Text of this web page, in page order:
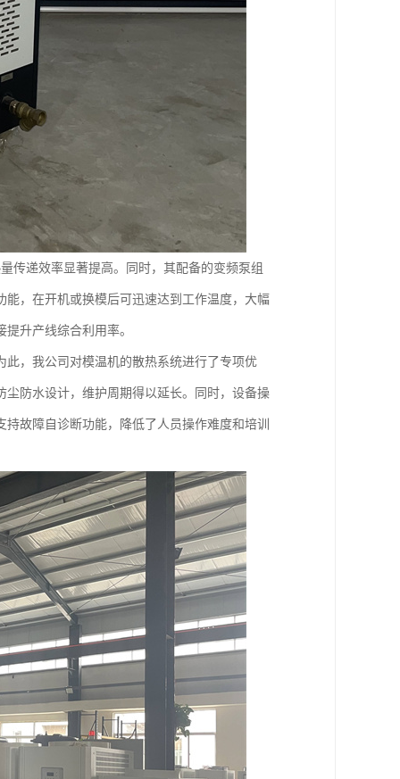
传递效率显著提高。同时，其配备的变频泵组
，在开机或换模后可迅速达到工作温度，大幅
升产线综合利用率。
，我公司对模温机的散热系统进行了专项优
防水设计，维护周期得以延长。同时，设备操
故障自诊断功能，降低了人员操作难度和培训